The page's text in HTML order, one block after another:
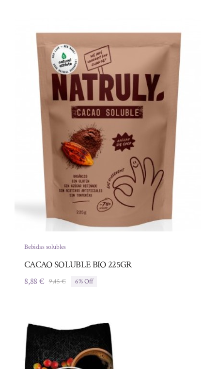
Bebidas solubles
CACAO SOLUBLE BIO 225GR
9,45€El
9,45 €.
8,88€
El
8,88 €.
6% Off